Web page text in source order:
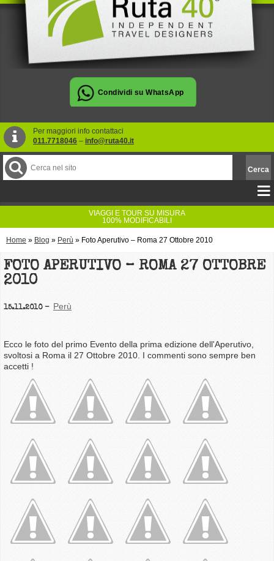
Per maggiori info contattaci
011.7718046 – info@ruta40.it
VIAGGI E TOUR SU MISURA
100% MODIFICABILI
Home » Blog » Perù » Foto Aperutivo – Roma 27 Ottobre 2010
FOTO APERUTIVO – ROMA 27 OTTOBRE
2010
15.11.2010 Perù
Ecco le foto del primo Evento della prima edizione dell'Aperutivo,
svoltosi a Roma il 27 Ottobre 2010. I commenti sono sempre ben
accetti !